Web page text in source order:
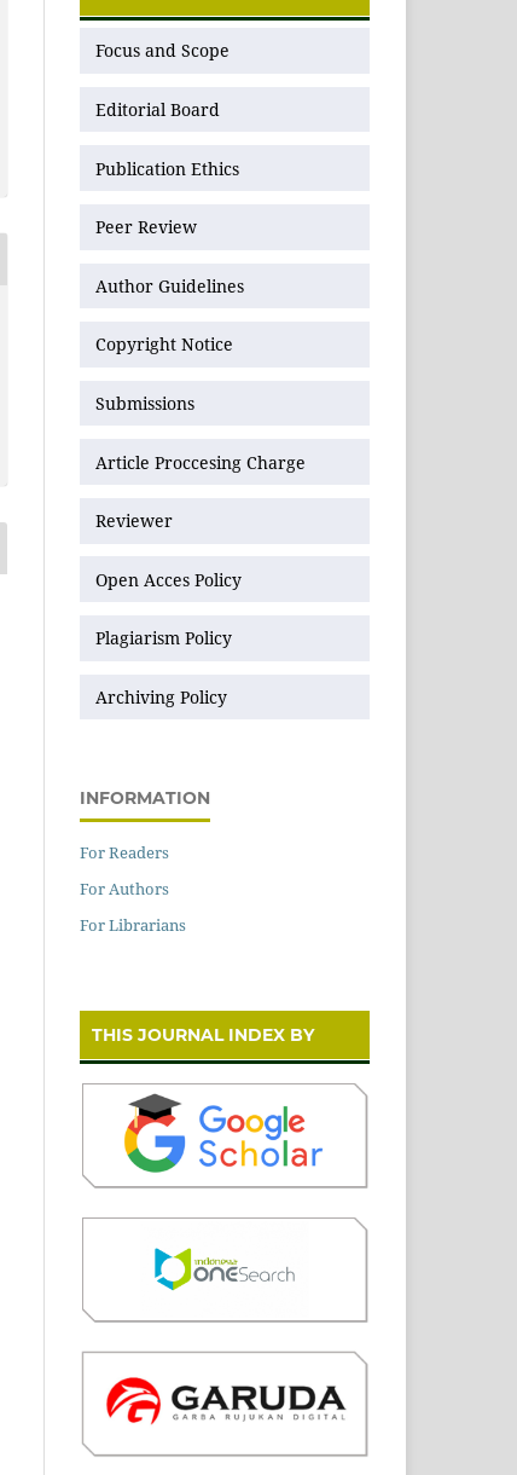
Focus and Scope
Editorial Board
Publication Ethics
Peer Review
Author Guidelines
Copyright Notice
Submissions
Article Proccesing Charge
Reviewer
Open Acces Policy
Plagiarism Policy
Archiving Policy
INFORMATION
For Readers
For Authors
For Librarians
THIS JOURNAL INDEX BY